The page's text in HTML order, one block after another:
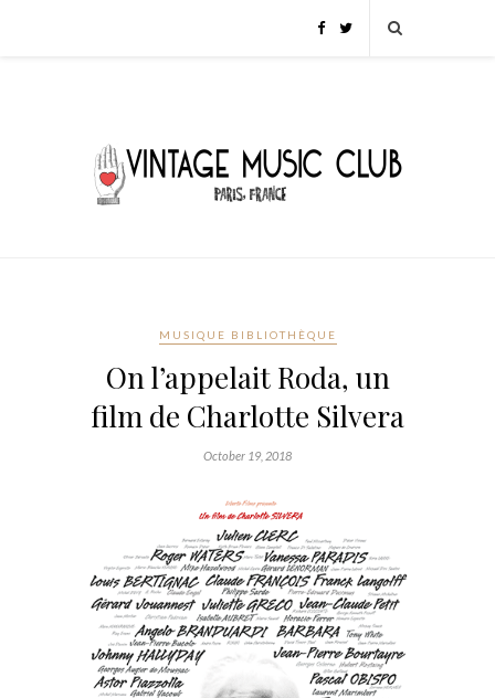
MUSIQUE BIBLIOTHÈQUE
On l’appelait Roda, un
film de Charlotte Silvera
October 19, 2018